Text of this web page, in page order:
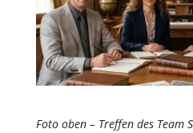
Foto oben – Treffen des Team